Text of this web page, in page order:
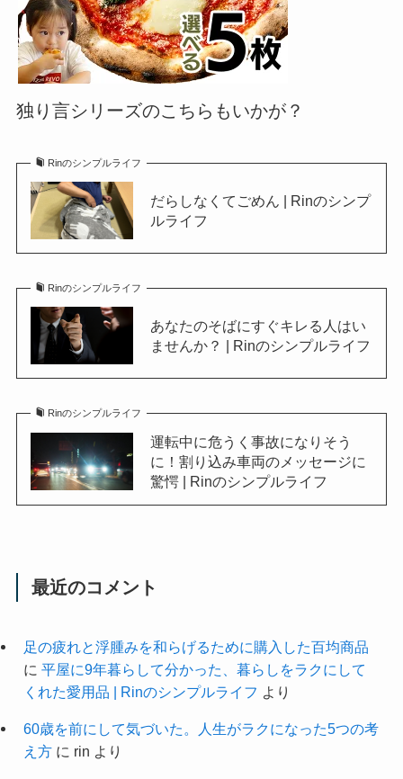
独り言シリーズのこちらもいかが？
Rinのシンプルライフ
だらしなくてごめん | Rinのシンプ
ルライフ
Rinのシンプルライフ
あなたのそばにすぐキレる人はい
ませんか？ | Rinのシンプルライフ
Rinのシンプルライフ
運転中に危うく事故になりそう
に！割り込み車両のメッセージに
驚愕 | Rinのシンプルライフ
最近のコメント
足の疲れと浮腫みを和らげるために購入した百均商品
に 平屋に9年暮らして分かった、暮らしをラクにして
くれた愛用品 | Rinのシンプルライフ より
60歳を前にして気づいた。人生がラクになった5つの考
え方に rin より